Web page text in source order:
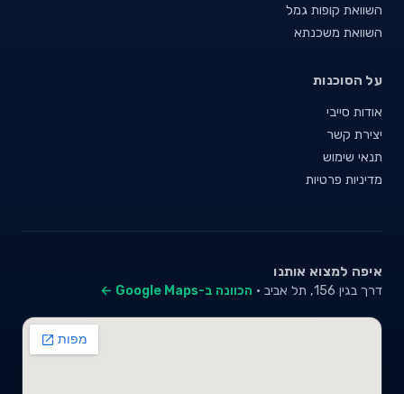
השוואת קופות גמל
השוואת משכנתא
על הסוכנות
אודות סייבי
יצירת קשר
תנאי שימוש
מדיניות פרטיות
איפה למצוא אותנו
דרך בגין 156, תל אביב · הכוונה ב-Google Maps ←